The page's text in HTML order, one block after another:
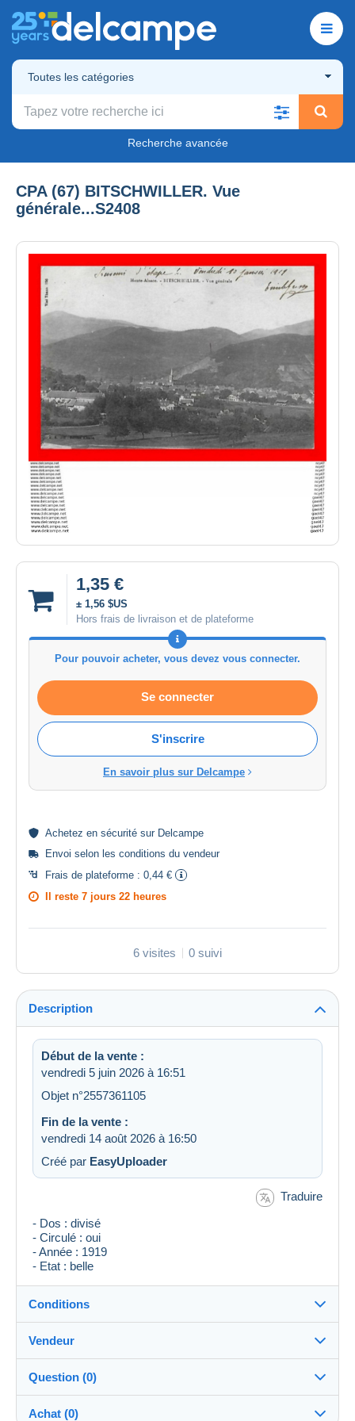
Toutes les catégories
Recherche avancée
CPA (67) BITSCHWILLER. Vue
générale...S2408
1,35 €
± 1,56 $US
Hors frais de livraison et de plateforme
Pour pouvoir acheter, vous devez vous connecter.
Se connecter
S'inscrire
En savoir plus sur Delcampe
Achetez en sécurité sur Delcampe
Envoi selon les conditions du vendeur
Frais de plateforme : 0,44 €
Il reste 7 jours 22 heures
6 visites 0 suivi
Description
Début de la vente :
vendredi 5 juin 2026 à 16:51
Objet n°2557361105
Fin de la vente :
vendredi 14 août 2026 à 16:50
Créé par EasyUploader
Traduire
- Dos : divisé
- Circulé : oui
- Année : 1919
- Etat : belle
Conditions
Destination :
Voir la liste des pays
Remise en main propre :
Oui
Vendeur
gael4799%(12388x)
Question (0)
Achat (0)